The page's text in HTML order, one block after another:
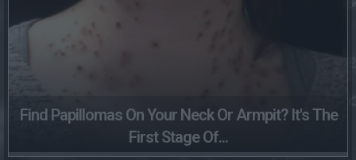
Find Papillomas On Your Neck Or Armpit? It's The
First Stage Of...